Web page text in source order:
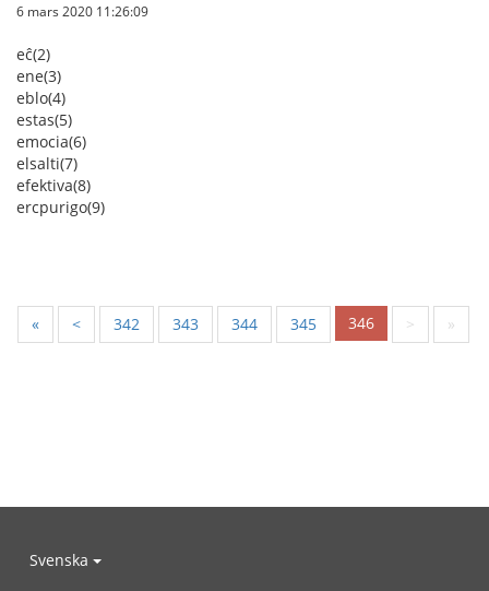
6 mars 2020 11:26:09
eĉ(2)
ene(3)
eblo(4)
estas(5)
emocia(6)
elsalti(7)
efektiva(8)
ercpurigo(9)
« < 342 343 344 345 346 > »
Svenska